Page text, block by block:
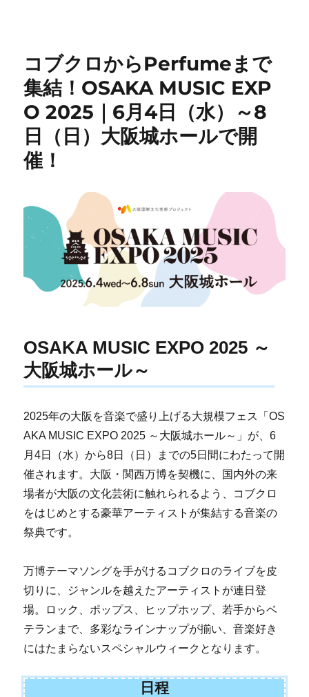
コブクロからPerfumeまで
集結！OSAKA MUSIC EXP
O 2025｜6月4日（水）～8
日（日）大阪城ホールで開
催！
OSAKA MUSIC EXPO 2025 ～
大阪城ホール～
2025年の大阪を音楽で盛り上げる大規模フェス「OS
AKA MUSIC EXPO 2025 ～大阪城ホール～」が、6
月4日（水）から8日（日）までの5日間にわたって開
催されます。大阪・関西万博を契機に、国内外の来
場者が大阪の文化芸術に触れられるよう、コブクロ
をはじめとする豪華アーティストが集結する音楽の
祭典です。
万博テーマソングを手がけるコブクロのライブを皮
切りに、ジャンルを越えたアーティストが連日登
場。ロック、ポップス、ヒップホップ、若手からベ
テランまで、多彩なラインナップが揃い、音楽好き
にはたまらないスペシャルウィークとなります。
日程